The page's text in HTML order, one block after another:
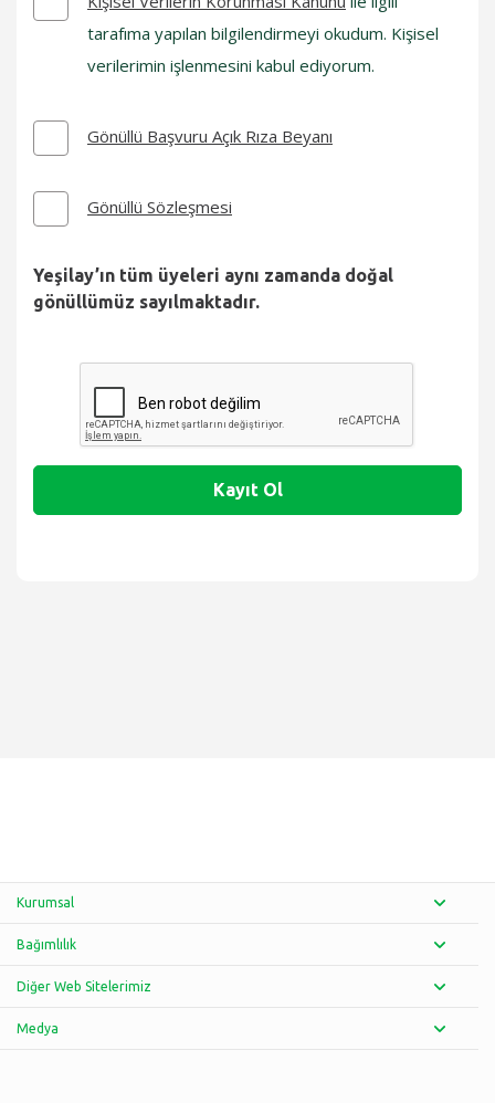
tarafıma yapılan bilgilendirmeyi okudum. Kişisel
verilerimin işlenmesini kabul ediyorum.
Gönüllü Başvuru Açık Rıza Beyanı
Gönüllü Sözleşmesi
Yeşilay’ın tüm üyeleri aynı zamanda doğal
gönüllümüz sayılmaktadır.
Kayıt Ol
Kurumsal
Bağımlılık
Diğer Web Sitelerimiz
Medya